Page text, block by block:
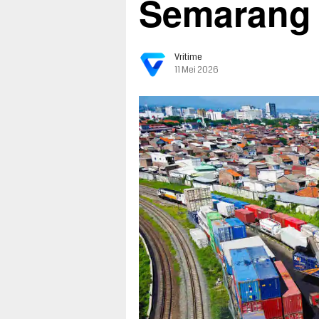
Semarang
Vritime
11 Mei 2026